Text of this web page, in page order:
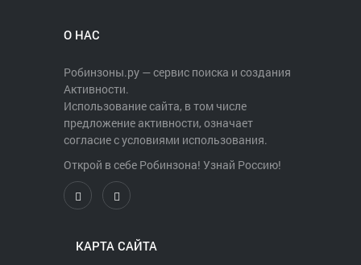
О НАС
Робинзоны.ру — сервис поиска и создания
Активности.
Использование сайта, в том числе
предложение активности, означает
согласие с условиями использования.
Открой в себе Робинзона! Узнай Россию!
КАРТА САЙТА